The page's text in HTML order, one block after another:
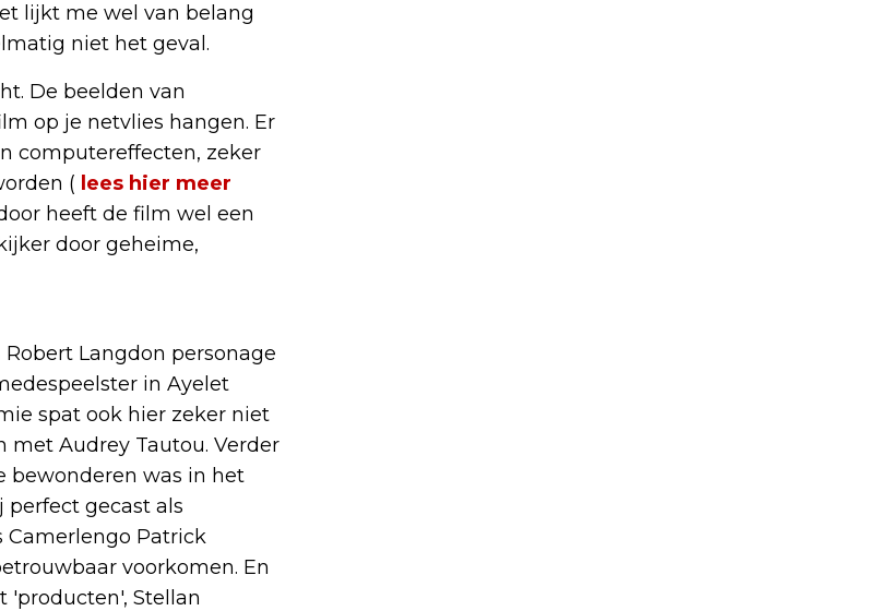
lijkt me wel van belang
niet het geval.
De beelden van
op je netvlies hangen. Er
computereffecten, zeker
( lees hier meer
heeft de film wel een
door geheime,
Langdon personage
in Ayelet
spat ook hier zeker niet
met Audrey Tautou. Verder
bewonderen was in het
perfect gecast als
Camerlengo Patrick
voorkomen. En
'producten', Stellan